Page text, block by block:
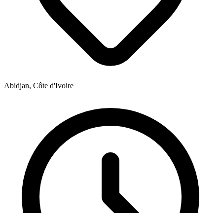
Abidjan, Côte d'Ivoire